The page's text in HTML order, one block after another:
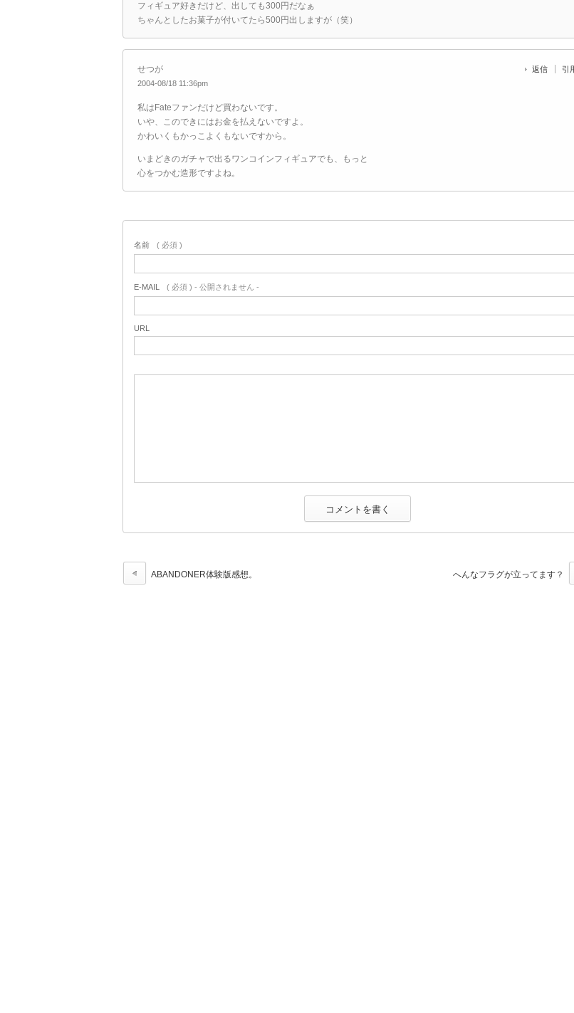
フィギュア好きだけど、出しても300円だなぁ
ちゃんとしたお菓子が付いてたら500円出しますが（笑）
せつが
2004-08/18 11:36pm
返信 引
私はFateファンだけど買わないです。
いや、このできにはお金を払えないですよ。
かわいくもかっこよくもないですから。
いまどきのガチャで出るワンコインフィギュアでも、もっと
心をつかむ造形ですよね。
名前 ( 必須 )
E-MAIL ( 必須 ) - 公開されません -
URL
ABANDONER体験版感想。 へんなフラグが立ってます？